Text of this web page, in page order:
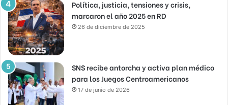
Política, justicia, tensiones y crisis,
marcaron el año 2025 en RD
26 de diciembre de 2025
SNS recibe antorcha y activa plan médico
para los Juegos Centroamericanos
17 de junio de 2026